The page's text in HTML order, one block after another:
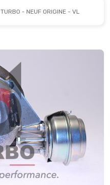
TURBO - NEUF ORIGINE - VL